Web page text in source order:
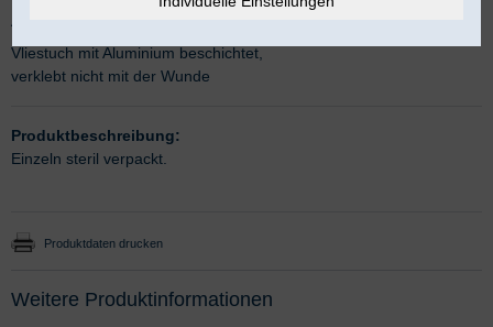
Alumed / aluderm Verbandtuch
Vliestuch mit Aluminium beschichtet,
verklebt nicht mit der Wunde
Produktbeschreibung:
Einzeln steril verpackt.
Produktdaten drucken
Weitere Produktinformationen